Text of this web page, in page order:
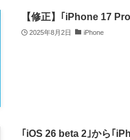
【修正】｢iPhone 17
2025年8月2日 iPhone
｢iOS 26 beta 2｣から｢